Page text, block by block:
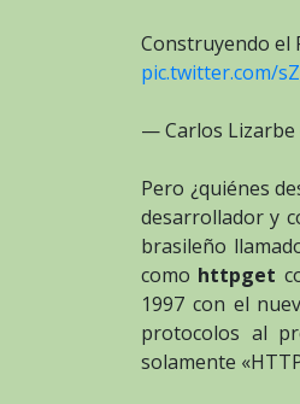
Construyendo el
pic.twitter.com/
— Carlos Lizarbe
Pero ¿quiénes
desarrollador y
brasileño
como httpget
1997 con el
protocolos al
solamente